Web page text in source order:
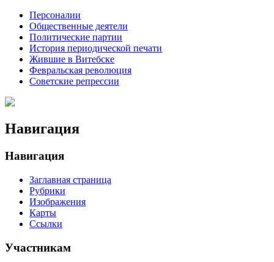
Персоналии
Общественные деятели
Политические партии
История периодической печати
Жившие в Витебске
Февральская революция
Советские репрессии
Навигация
Навигация
Заглавная страница
Рубрики
Изображения
Карты
Ссылки
Участникам